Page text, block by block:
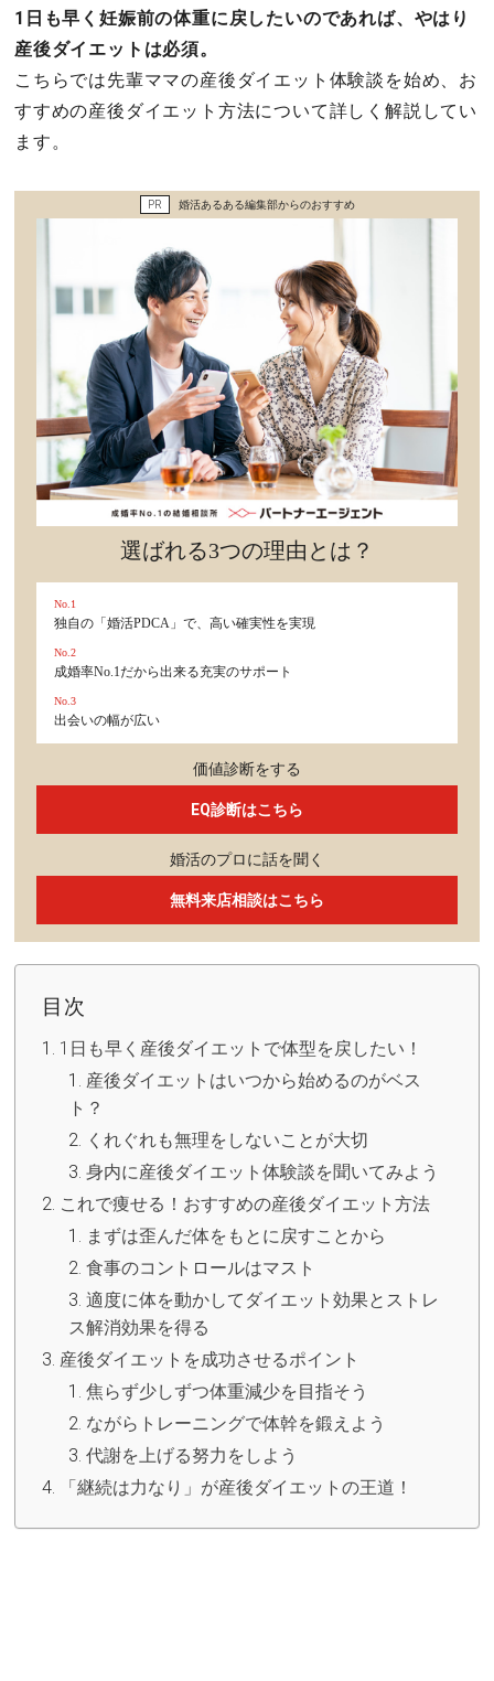
不倫・だめ男
感動
心の処方箋
カルチャー・トレンド・芸能
1日も早く妊娠前の体重に戻したいのであれば、やはり
産後ダイエットは必須。
こちらでは先輩ママの産後ダイエット体験談を始め、お
すすめの産後ダイエット方法について詳しく解説してい
ます。
PR 婚活あるある編集部からのおすすめ
選ばれる3つの理由とは？
No.1
独自の「婚活PDCA」で、高い確実性を実現
No.2
成婚率No.1だから出来る充実のサポート
No.3
出会いの幅が広い
価値診断をする
EQ診断はこちら
婚活のプロに話を聞く
無料来店相談はこちら
目次
1日も早く産後ダイエットで体型を戻したい！
産後ダイエットはいつから始めるのがベス
ト？
くれぐれも無理をしないことが大切
身内に産後ダイエット体験談を聞いてみよう
これで痩せる！おすすめの産後ダイエット方法
まずは歪んだ体をもとに戻すことから
食事のコントロールはマスト
適度に体を動かしてダイエット効果とストレ
ス解消効果を得る
産後ダイエットを成功させるポイント
焦らず少しずつ体重減少を目指そう
ながらトレーニングで体幹を鍛えよう
代謝を上げる努力をしよう
「継続は力なり」が産後ダイエットの王道！